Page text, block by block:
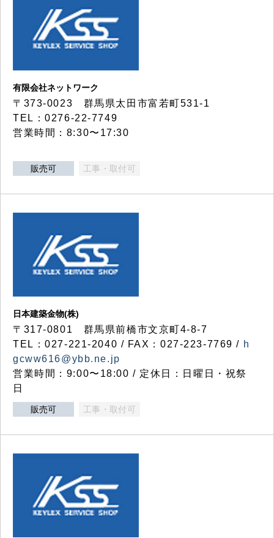
有限会社ネットワーク
〒373-0023 群馬県太田市富若町531-1
TEL：0276-22-7749
営業時間：8:30〜17:30
販売可 工事・取付可
日本建築金物(株)
〒317‐0801 群馬県前橋市文京町4-8-7
TEL：027-221-2040 / FAX：027-223-7769 / h
gcww616@ybb.ne.jp
営業時間：9:00〜18:00 / 定休日：日曜日・祝祭
日
販売可 工事・取付可